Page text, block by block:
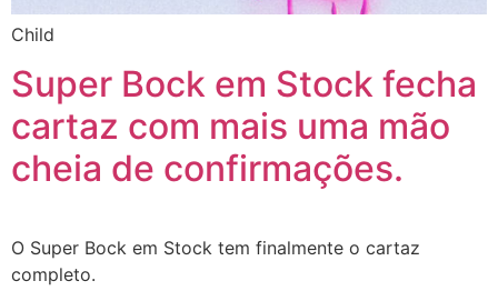
Child
Super Bock em Stock fecha
cartaz com mais uma mão
cheia de confirmações.
O Super Bock em Stock tem finalmente o cartaz
completo.